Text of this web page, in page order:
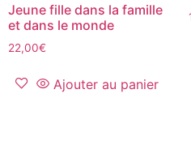
Jeune fille dans la famille
et dans le monde
22,00€
Ajouter au panier